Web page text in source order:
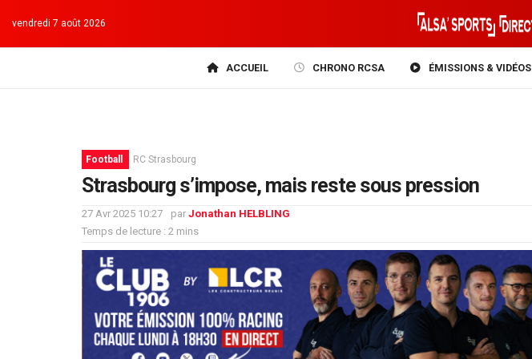
vendredi 7 août 2026
ACCUEIL CHRONO RCSA ÉMISSIONS & VIDÉOS
Football RC Strasbourg
Strasbourg s’impose, mais reste sous pression
27 Avr 2025 10:27 par Jonathan HELBLING
Temps de lecture : 2 mins